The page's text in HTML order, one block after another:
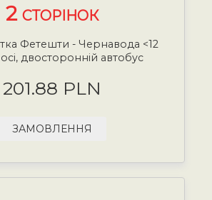
2 СТОРІНОК
Фетешти - Чернавода <12
двосторонній автобус
201.88 PLN
ЗАМОВЛЕННЯ